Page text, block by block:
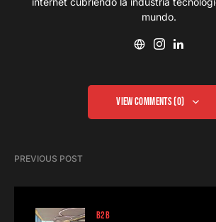
mundo.
View Comments (0)
PREVIOUS POST
B2B